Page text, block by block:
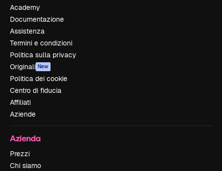
Academy
Documentazione
Assistenza
Termini e condizioni
Politica sulla privacy
Originali New
Politica dei cookie
Centro di fiducia
Affiliati
Aziende
Azienda
Prezzi
Chi siamo